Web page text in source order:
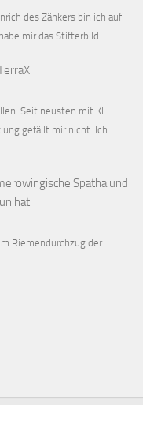
des Zänkers bin ich auf
mir das Stifterbild…
Seit neusten mit KI
gefällt mir nicht. Ich
Spatha und
hat
Riemendurchzug der